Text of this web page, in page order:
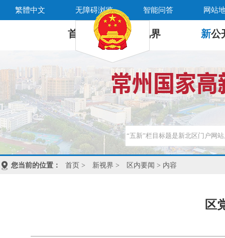
繁體中文 无障碍浏览 智能问答 网站
首 页 新 视界 新公
您当前的位置： 首页 > 新视界 > 区内要闻 > 内容
区